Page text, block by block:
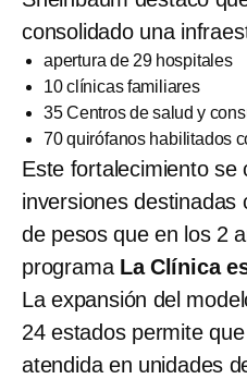
consolidado una
apertura de 29 hospitales
10 clínicas familiares
35 Centros de salud y
70 quirófanos habilitados
Este fortalecimiento se
inversiones destinadas
de pesos que en los 2
programa La Clínica
La expansión del
24 estados permite
atendida en unidades